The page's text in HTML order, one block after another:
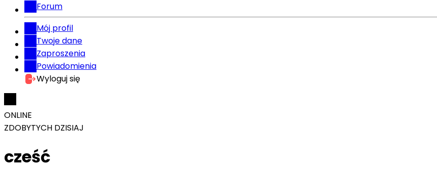
Forum
Mój profil
Twoje dane
Zaproszenia
Powiadomienia
Wyloguj się
ONLINE
ZDOBYTYCH DZISIAJ
cześć